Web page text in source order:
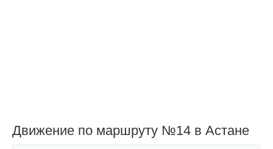
Движение по маршруту №14 в Астане